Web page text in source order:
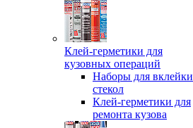
Клей-герметики для
кузовных операций
Наборы для вклейки
стекол
Клей-герметики для
ремонта кузова